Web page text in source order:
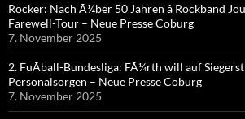
Rocker: Nach Ã¼ber 50 Jahren â Rockband
Farewell-Tour – Neue Presse Coburg
7. November 2025
2. FuÃball-Bundesliga: FÃ¼rth will auf
Personalsorgen – Neue Presse Coburg
7. November 2025